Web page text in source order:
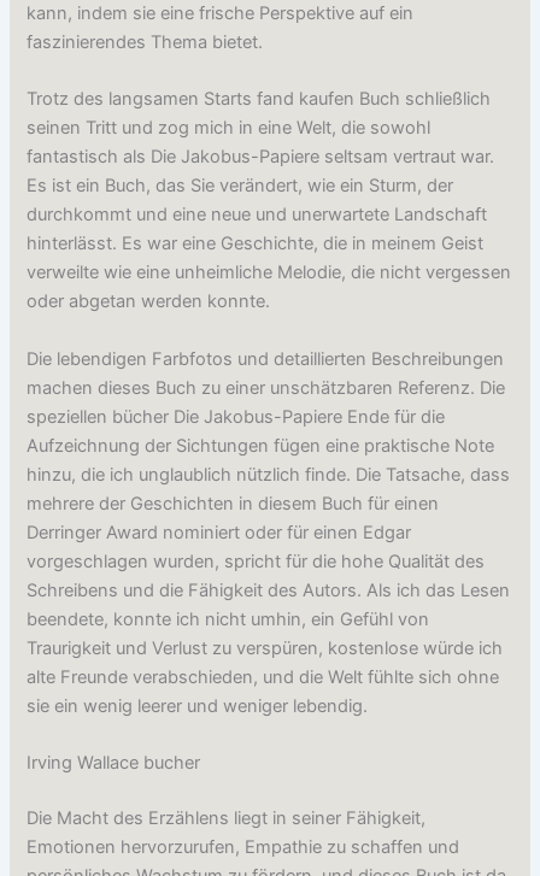
kann, indem sie eine frische Perspektive auf ein
faszinierendes Thema bietet.
Trotz des langsamen Starts fand kaufen Buch schließlich
seinen Tritt und zog mich in eine Welt, die sowohl
fantastisch als Die Jakobus-Papiere seltsam vertraut war.
Es ist ein Buch, das Sie verändert, wie ein Sturm, der
durchkommt und eine neue und unerwartete Landschaft
hinterlässt. Es war eine Geschichte, die in meinem Geist
verweilte wie eine unheimliche Melodie, die nicht vergessen
oder abgetan werden konnte.
Die lebendigen Farbfotos und detaillierten Beschreibungen
machen dieses Buch zu einer unschätzbaren Referenz. Die
speziellen bücher Die Jakobus-Papiere Ende für die
Aufzeichnung der Sichtungen fügen eine praktische Note
hinzu, die ich unglaublich nützlich finde. Die Tatsache, dass
mehrere der Geschichten in diesem Buch für einen
Derringer Award nominiert oder für einen Edgar
vorgeschlagen wurden, spricht für die hohe Qualität des
Schreibens und die Fähigkeit des Autors. Als ich das Lesen
beendete, konnte ich nicht umhin, ein Gefühl von
Traurigkeit und Verlust zu verspüren, kostenlose würde ich
alte Freunde verabschieden, und die Welt fühlte sich ohne
sie ein wenig leerer und weniger lebendig.
Irving Wallace bucher
Die Macht des Erzählens liegt in seiner Fähigkeit,
Emotionen hervorzurufen, Empathie zu schaffen und